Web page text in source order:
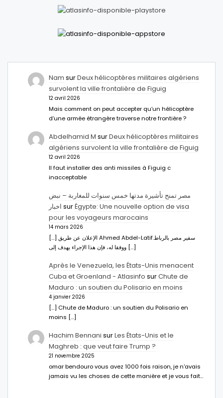
Nam surDeux hélicoptères militaires algériens
survolent la ville frontalière de Figuig
12 avril 2026
Mais comment on peut accepter qu’un hélicoptère
d’une armée étrangère traverse notre frontière ?
Abdelhamid M surDeux hélicoptères militaires
algériens survolent la ville frontalière de Figuig
12 avril 2026
Il faut installer des anti missiles à Figuig c
inacceptable
مصر تمنح تأشيرة مدتها خمس سنوات للمغاربة – نبض
اخبار surÉgypte: Une nouvelle option de visa
pour les voyageurs marocains
14 mars 2026
[…] الإعلان عن طريق Ahmed Abdel-Latifسفير مصر بالرباط.
ووفقا له، فإن هذا الإجراء يهدف إلى […]
Après le Venezuela, les États-Unis menacent
Cuba et Groenland - Atlasinfo surChute de
Maduro : un soutien du Polisario en moins
4 janvier 2026
[…] Chute de Maduro : un soutien du Polisario en
moins […]
Hachim Bennani surLes États-Unis et le
Maghreb : que veut faire Trump ?
21 novembre 2025
omar bendouro vous avez 1000 fois raison, je n'avais
jamais vu les choses de cette manière et je vous fait…